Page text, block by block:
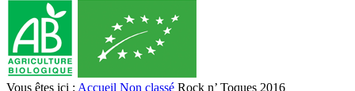
Vous êtes ici : Accueil Non classé Rock n’ Toques 2016